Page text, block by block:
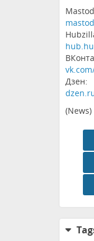
Дзен:
(News)